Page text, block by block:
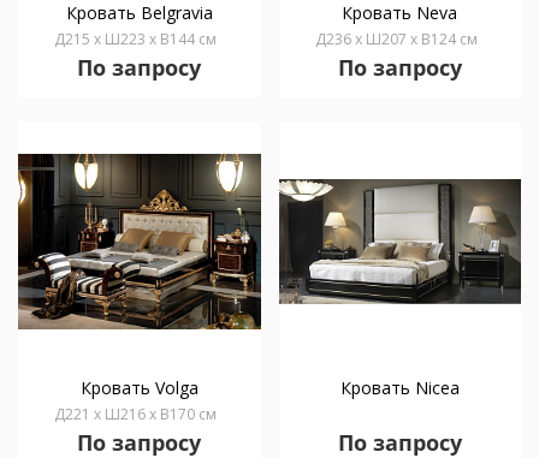
Кровать Belgravia
Д215 x Ш223 x В144 см
По запросу
Кровать Neva
Д236 x Ш207 x В124 см
По запросу
Кровать Volga
Д221 x Ш216 x В170 см
По запросу
Кровать Nicea
По запросу